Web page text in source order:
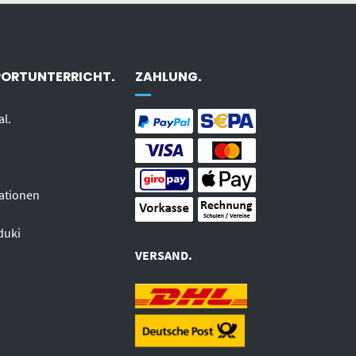
ZAHLUNG.
VERSAND.